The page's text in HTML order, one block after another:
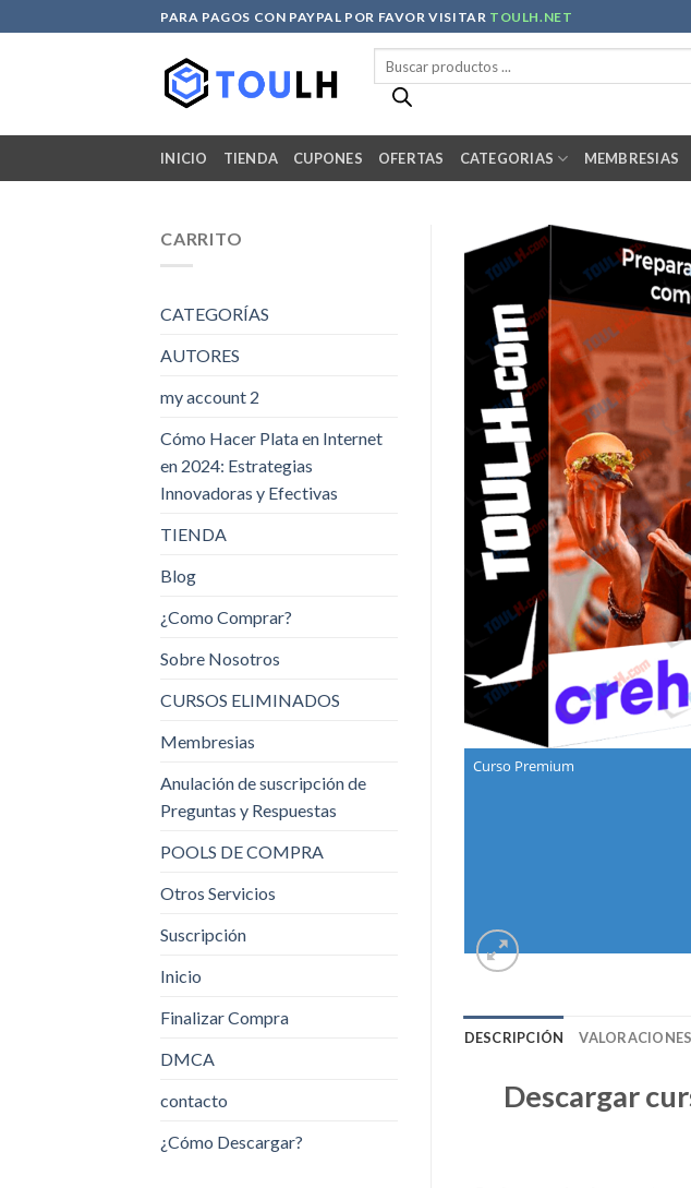
to
PARA PAGOS CON PAYPAL POR FAVOR VISITAR TOULH.NET
productos
INICIO TIENDA CUPONES OFERTAS CATEGORIAS MEMBRESIAS
CARRITO
CATEGORÍAS
AUTORES
my account 2
Cómo Hacer Plata en Internet
en 2024: Estrategias
Innovadoras y Efectivas
TIENDA
Blog
¿Como Comprar?
Sobre Nosotros
CURSOS ELIMINADOS
Membresias
Anulación de suscripción de
Preguntas y Respuestas
POOLS DE COMPRA
Otros Servicios
Suscripción
Inicio
Finalizar Compra
DMCA
contacto
¿Cómo Descargar?
Curso Premium
DESCRIPCIÓN
Descargar